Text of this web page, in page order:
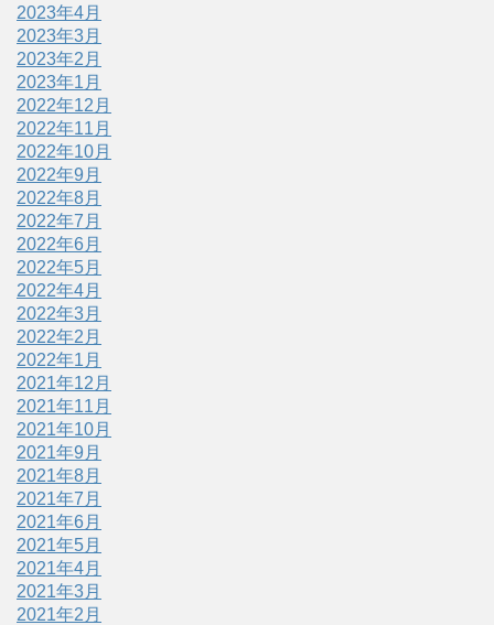
2023年4月
2023年3月
2023年2月
2023年1月
2022年12月
2022年11月
2022年10月
2022年9月
2022年8月
2022年7月
2022年6月
2022年5月
2022年4月
2022年3月
2022年2月
2022年1月
2021年12月
2021年11月
2021年10月
2021年9月
2021年8月
2021年7月
2021年6月
2021年5月
2021年4月
2021年3月
2021年2月